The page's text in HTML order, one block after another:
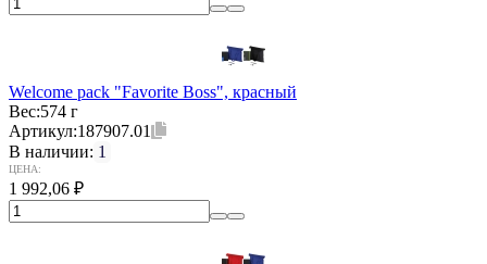
Welcome pack "Favorite Boss", красный
Вес:574 г
Артикул:187907.01
В наличии: 1
ЦЕНА:
1 992,06 ₽